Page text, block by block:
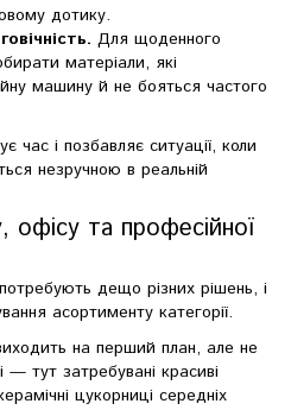
дотику.
Для щоденного
матеріали, які
машину й не бояться частого
і позбавляє ситуації, коли
незручною в реальній
та професійної
дещо різних рішень, і
асортименту категорії.
на перший план, але не
тут затребувані красиві
цукорниці середніх